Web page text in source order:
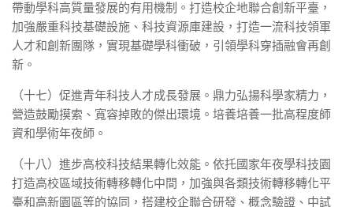
帶動學科高質量發展的有用機制。打造校企地聯合創新平臺，
加強嚴重科技基礎設施、科技資源庫建設，打造一流科技領軍
人才和創新團隊，實現基礎學科衝破，引領學科穿插融會再創
新。
（十七）促進青年科技人才成長發展。鼎力弘揚科學家精力，
營造鼓勵摸索、寬容掉敗的傑出環境。培養培養一批高程度師
資和學術年夜師。
（十八）進步高校科技結果轉化效能。依托國家年夜學科技園
打造高校區域技術轉移轉化中間，加強與各類技術轉移轉化平
臺和高新園區等的協同，搭建校企聯合研發、概念驗證、中試